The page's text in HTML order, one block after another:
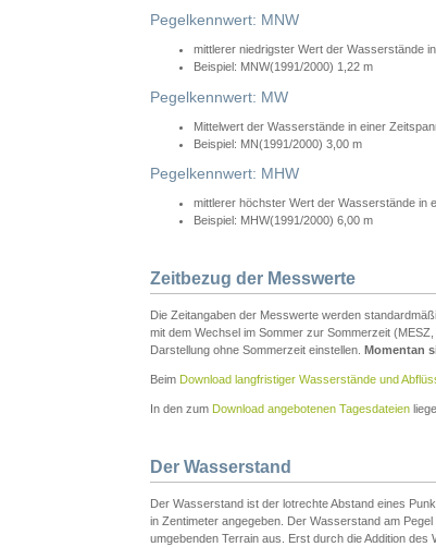
Pegelkennwert: MNW
mittlerer niedrigster Wert der Wasserstände
Beispiel: MNW(1991/2000) 1,22 m
Pegelkennwert: MW
Mittelwert der Wasserstände in einer
Beispiel: MN(1991/2000) 3,00 m
Pegelkennwert: MHW
mittlerer höchster Wert der Wasserstände in
Beispiel: MHW(1991/2000) 6,00 m
Zeitbezug der Messwerte
Die Zeitangaben der Messwerte werden
mit dem Wechsel im Sommer zur Sommerzeit
Darstellung ohne Sommerzeit einstellen. Momentan
Beim Download langfristiger Wasserstände und
In den zum Download angebotenen Tagesdateien
Der Wasserstand
Der Wasserstand ist der lotrechte Abstand eines
in Zentimeter angegeben. Der Wasserstand am
umgebenden Terrain aus. Erst durch die Addition